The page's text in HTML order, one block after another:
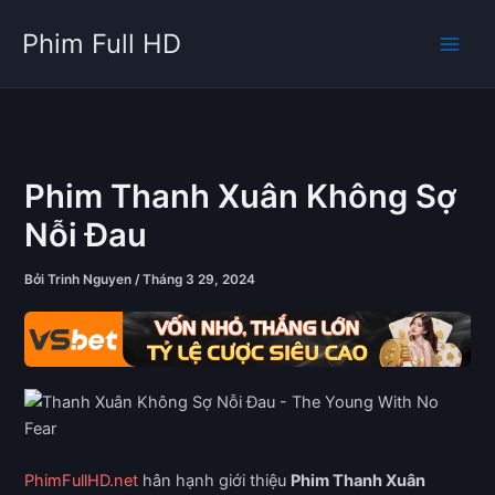
dung
Phim Full HD
Phim Thanh Xuân Không Sợ
Nỗi Đau
BởiTrinh Nguyen/Tháng 3 29, 2024
PhimFullHD.net hân hạnh giới thiệu Phim Thanh Xuân